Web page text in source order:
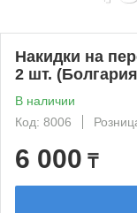
Накидки на
2 шт.
В наличии
Код: 8006
6 000 ₸